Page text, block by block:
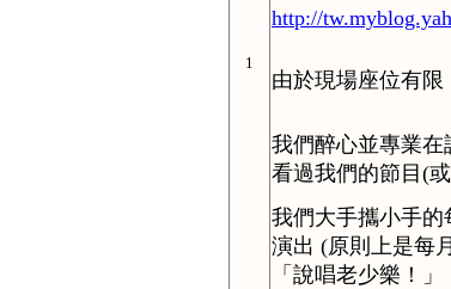
1
http://
由於現場座位有限
我們醉心並專業
看過我們的節目(
我們大手攜小手的
演出 (原則上是每
「說唱老少樂！